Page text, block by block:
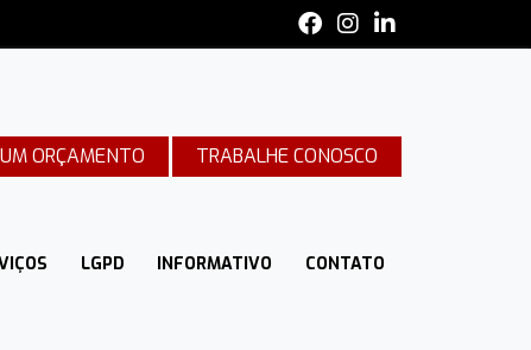
ORÇAMENTO TRABALHE CONOSCO
LGPD INFORMATIVO CONTATO